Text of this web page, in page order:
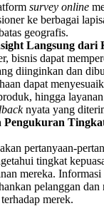
survey online
ke berbagai
geografis.
Langsung dari
bisnis dapat
diinginkan dan
dapat
hingga
nyata yang
Pengukuran
pertanyaan-
tingkat
mereka.
pelanggan dan
merek.